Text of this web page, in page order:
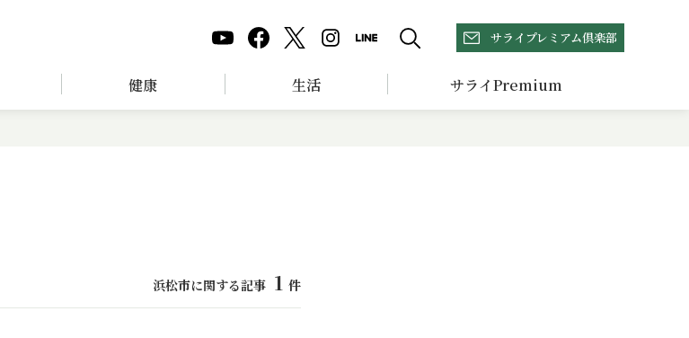
サライプレミアム倶楽部
健康 生活 サライPremium
浜松市に関する記事 1 件